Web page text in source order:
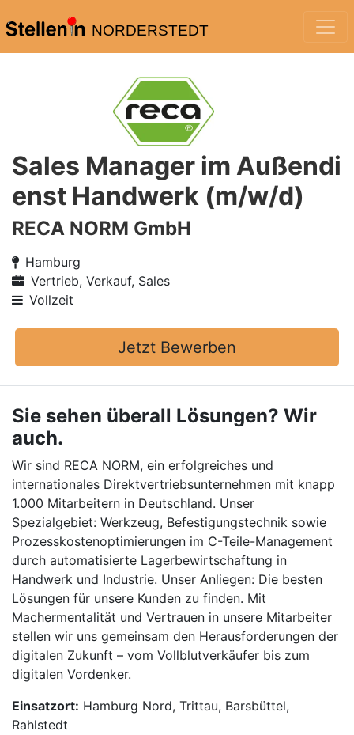
NORDERSTEDT
Sales Manager im Außendi
enst Handwerk (m/w/d)
RECA NORM GmbH
Hamburg
Vertrieb, Verkauf, Sales
Vollzeit
Jetzt Bewerben
Sie sehen überall Lösungen? Wir
auch.
Wir sind RECA NORM, ein erfolgreiches und
internationales Direktvertriebsunternehmen mit knapp
1.000 Mitarbeitern in Deutschland. Unser
Spezialgebiet: Werkzeug, Befestigungstechnik sowie
Prozesskostenoptimierungen im C-Teile-Management
durch automatisierte Lagerbewirtschaftung in
Handwerk und Industrie. Unser Anliegen: Die besten
Lösungen für unsere Kunden zu finden. Mit
Machermentalität und Vertrauen in unsere Mitarbeiter
stellen wir uns gemeinsam den Herausforderungen der
digitalen Zukunft – vom Vollblutverkäufer bis zum
digitalen Vordenker.
Einsatzort: Hamburg Nord, Trittau, Barsbüttel,
Rahlstedt